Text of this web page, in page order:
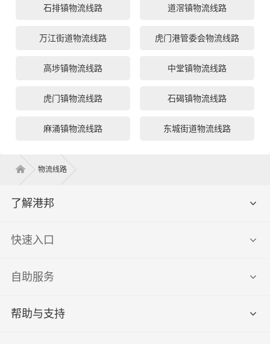
石排镇物流线路 道滘镇物流线路
万江街道物流线路 虎门港管委会物流线路
高埗镇物流线路 中堂镇物流线路
虎门镇物流线路 石碣镇物流线路
麻涌镇物流线路 东城街道物流线路
物流线路
了解港邦
快速入口
自助服务
帮助与支持